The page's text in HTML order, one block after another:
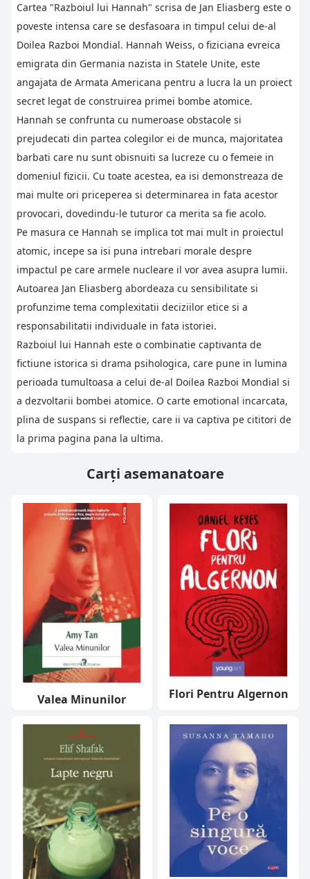
Cartea "Razboiul lui Hannah" scrisa de Jan Eliasberg este o
poveste intensa care se desfasoara in timpul celui de-al
Doilea Razboi Mondial. Hannah Weiss, o fiziciana evreica
emigrata din Germania nazista in Statele Unite, este
angajata de Armata Americana pentru a lucra la un proiect
secret legat de construirea primei bombe atomice.
Hannah se confrunta cu numeroase obstacole si
prejudecati din partea colegilor ei de munca, majoritatea
barbati care nu sunt obisnuiti sa lucreze cu o femeie in
domeniul fizicii. Cu toate acestea, ea isi demonstreaza de
mai multe ori priceperea si determinarea in fata acestor
provocari, dovedindu-le tuturor ca merita sa fie acolo.
Pe masura ce Hannah se implica tot mai mult in proiectul
atomic, incepe sa isi puna intrebari morale despre
impactul pe care armele nucleare il vor avea asupra lumii.
Autoarea Jan Eliasberg abordeaza cu sensibilitate si
profunzime tema complexitatii deciziilor etice si a
responsabilitatii individuale in fata istoriei.
Razboiul lui Hannah este o combinatie captivanta de
fictiune istorica si drama psihologica, care pune in lumina
perioada tumultoasa a celui de-al Doilea Razboi Mondial si
a dezvoltarii bombei atomice. O carte emotional incarcata,
plina de suspans si reflectie, care ii va captiva pe cititori de
la prima pagina pana la ultima.
Carți asemanatoare
Valea Minunilor Flori Pentru Algernon